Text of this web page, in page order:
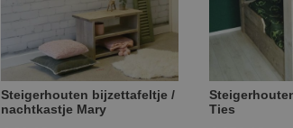
Steigerhouten bijzettafeltje /
nachtkastje Mary
Ties